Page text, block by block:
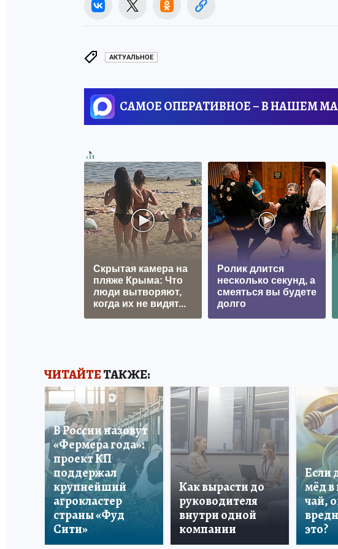
АКТУАЛЬНОЕ
САМОЕ ОПЕРАТИВНОЕ – В НАШЕМ
Скрытая камера на
пляже Крыма: Что
люди вытворяют,
когда их не видят...
Ролик длится
несколько секунд, а
смеяться вы будете
долго
ЧИТАЙТЕТАКЖЕ:
В России назовут
«Фермера года»:
проект КП
поддержал
крупнейший
агрокластер
страны «Фуд
Сити»
Как вырасти до
руководителя
внутри одной
компании
Если
мёд в
чай,
это?